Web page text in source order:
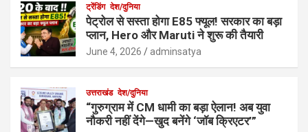
ट्रेंडिंग देश/दुनिया
पेट्रोल से सस्ता होगा E85 फ्यूल! सरकार का बड़ा
प्लान, Hero और Maruti ने शुरू की तैयारी
June 4, 2026 adminsatya
उत्तराखंड देश/दुनिया
“गुरुग्राम में CM धामी का बड़ा ऐलान! अब युवा
नौकरी नहीं देंगे—खुद बनेंगे ‘जॉब क्रिएटर’”